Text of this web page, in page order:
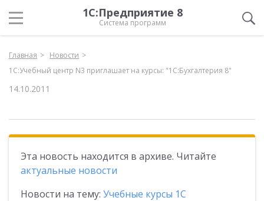
1С:Предприятие 8
Система программ
Главная
Новости
1С:Учебный центр N3 приглашает на курсы: "1С:Бухгалтерия 8"
14.10.2011
Эта новость находится в архиве. Читайте
актуальные новости
Новости на тему: Учебные курсы 1С